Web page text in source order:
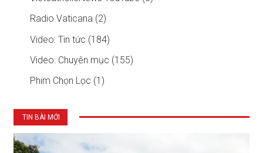
Radio Vaticana (2)
Video: Tin tức (184)
Video: Chuyên mục (155)
Phim Chọn Lọc (1)
TIN BÀI MỚI